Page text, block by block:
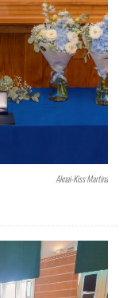
Aknai-Kiss Martina